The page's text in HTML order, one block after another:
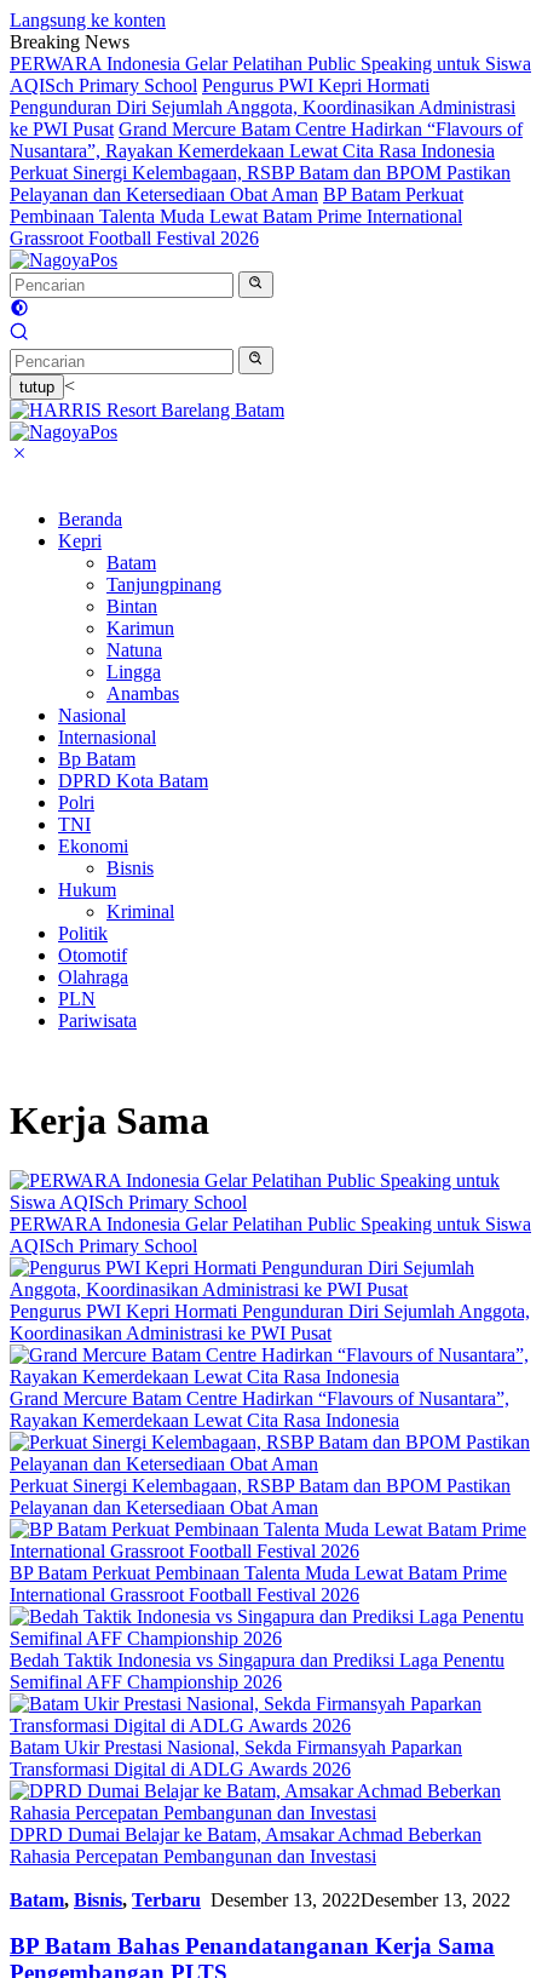
Langsung ke konten
Breaking News
PERWARA Indonesia Gelar Pelatihan Public Speaking untuk Siswa
AQISch Primary School Pengurus PWI Kepri Hormati
Pengunduran Diri Sejumlah Anggota, Koordinasikan Administrasi
ke PWI Pusat Grand Mercure Batam Centre Hadirkan “Flavours of
Nusantara”, Rayakan Kemerdekaan Lewat Cita Rasa Indonesia
Perkuat Sinergi Kelembagaan, RSBP Batam dan BPOM Pastikan
Pelayanan dan Ketersediaan Obat Aman BP Batam Perkuat
Pembinaan Talenta Muda Lewat Batam Prime International
Grassroot Football Festival 2026
tutup <
Beranda
Kepri
Batam
Tanjungpinang
Bintan
Karimun
Natuna
Lingga
Anambas
Nasional
Internasional
Bp Batam
DPRD Kota Batam
Polri
TNI
Ekonomi
Bisnis
Hukum
Kriminal
Politik
Otomotif
Olahraga
PLN
Pariwisata
Kerja Sama
PERWARA Indonesia Gelar Pelatihan Public Speaking untuk Siswa
AQISch Primary School
Pengurus PWI Kepri Hormati Pengunduran Diri Sejumlah Anggota,
Koordinasikan Administrasi ke PWI Pusat
Grand Mercure Batam Centre Hadirkan “Flavours of Nusantara”,
Rayakan Kemerdekaan Lewat Cita Rasa Indonesia
Perkuat Sinergi Kelembagaan, RSBP Batam dan BPOM Pastikan
Pelayanan dan Ketersediaan Obat Aman
BP Batam Perkuat Pembinaan Talenta Muda Lewat Batam Prime
International Grassroot Football Festival 2026
Bedah Taktik Indonesia vs Singapura dan Prediksi Laga Penentu
Semifinal AFF Championship 2026
Batam Ukir Prestasi Nasional, Sekda Firmansyah Paparkan
Transformasi Digital di ADLG Awards 2026
DPRD Dumai Belajar ke Batam, Amsakar Achmad Beberkan
Rahasia Percepatan Pembangunan dan Investasi
Batam, Bisnis, Terbaru Desember 13, 2022Desember 13, 2022
BP Batam Bahas Penandatanganan Kerja Sama
Pengembangan PLTS